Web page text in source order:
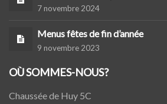
7 novembre 2024
Menus fêtes de fin d’année
9 novembre 2023
OÙ SOMMES-NOUS?
Chaussée de Huy 5C